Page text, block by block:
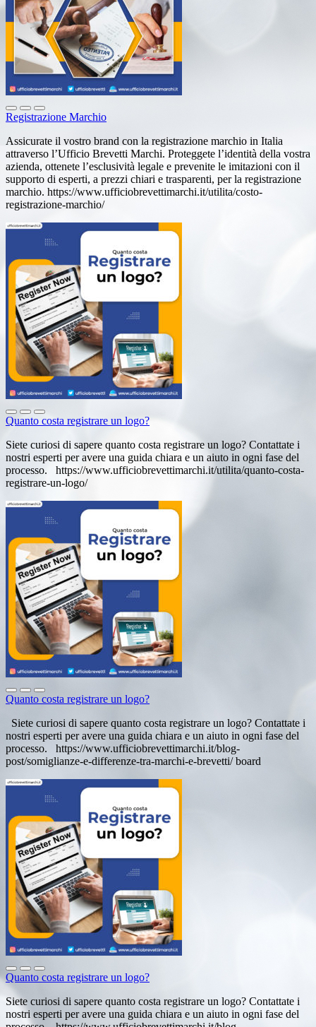
Registrazione Marchio
Assicurate il vostro brand con la registrazione marchio in Italia
attraverso l’Ufficio Brevetti Marchi. Proteggete l’identità della vostra
azienda, ottenete l’esclusività legale e prevenite le imitazioni con il
supporto di esperti, a prezzi chiari e trasparenti, per la registrazione
marchio. https://www.ufficiobrevettimarchi.it/utilita/costo-
registrazione-marchio/
Quanto costa registrare un logo?
Siete curiosi di sapere quanto costa registrare un logo? Contattate i
nostri esperti per avere una guida chiara e un aiuto in ogni fase del
processo. https://www.ufficiobrevettimarchi.it/utilita/quanto-costa-
registrare-un-logo/
Quanto costa registrare un logo?
Siete curiosi di sapere quanto costa registrare un logo? Contattate i
nostri esperti per avere una guida chiara e un aiuto in ogni fase del
processo. https://www.ufficiobrevettimarchi.it/blog-
post/somiglianze-e-differenze-tra-marchi-e-brevetti/ board
Quanto costa registrare un logo?
Siete curiosi di sapere quanto costa registrare un logo? Contattate i
nostri esperti per avere una guida chiara e un aiuto in ogni fase del